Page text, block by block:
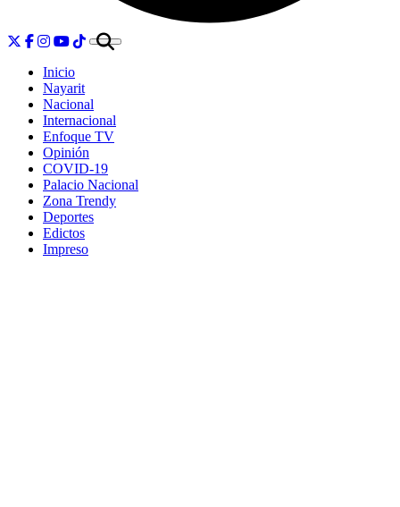
Inicio
Nayarit
Nacional
Internacional
Enfoque TV
Opinión
COVID-19
Palacio Nacional
Zona Trendy
Deportes
Edictos
Impreso